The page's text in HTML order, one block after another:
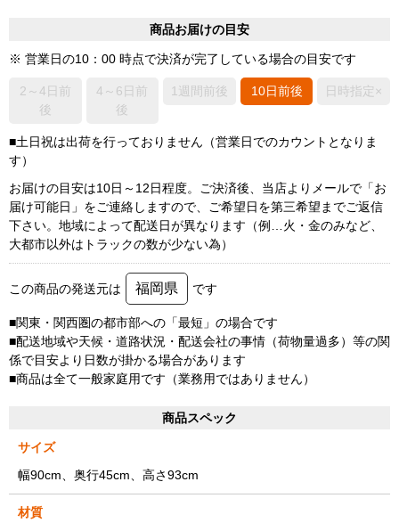
商品お届けの目安
※ 営業日の10：00 時点で決済が完了している場合の目安です
2～4日前
後
4～6日前
後
1週間前後 10日前後 日時指定×
■土日祝は出荷を行っておりません（営業日でのカウントとなりま
す）
お届けの目安は10日～12日程度。ご決済後、当店よりメールで「お
届け可能日」をご連絡しますので、ご希望日を第三希望までご返信
下さい。地域によって配送日が異なります（例…火・金のみなど、
大都市以外はトラックの数が少ない為）
この商品の発送元は 福岡県 です
■関東・関西圏の都市部への「最短」の場合です
■配送地域や天候・道路状況・配送会社の事情（荷物量過多）等の関
係で目安より日数が掛かる場合があります
■商品は全て一般家庭用です（業務用ではありません）
商品スペック
サイズ
幅90cm、奥行45cm、高さ93cm
材質